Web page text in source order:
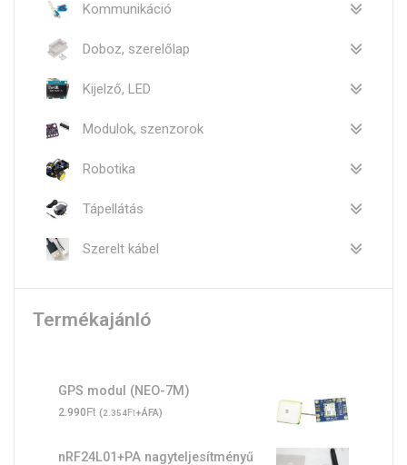
Kommunikáció
Doboz, szerelőlap
Kijelző, LED
Modulok, szenzorok
Robotika
Tápellátás
Szerelt kábel
Termékajánló
GPS modul (NEO-7M)
2.990Ft (2.354Ft+ÁFA)
nRF24L01+PA nagyteljesítményű